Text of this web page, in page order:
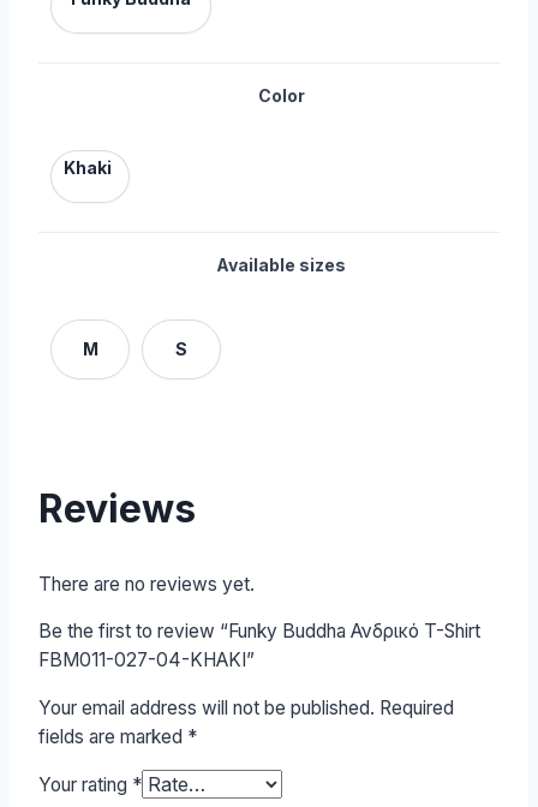
Color
Khaki
Available sizes
M S
Reviews
There are no reviews yet.
Be the first to review “Funky Buddha Ανδρικό T-Shirt
FBM011-027-04-KHAKI”
Your email address will not be published. Required
fields are marked *
Your rating *